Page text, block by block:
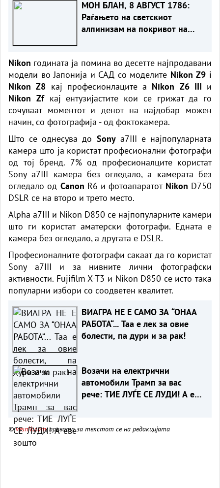
МОН БЛАН, 8 АВГУСТ 1786:
Раѓањето на светскиот
алпинизам на покривот на
Nikon годината ја помина во десетте најпродавани
модели во Јапонија и САД со моделите Nikon Z9 i
Nikon Z8 кај професионлаците a Nikon Z6 III и
Nikon Zf кај ентузијастите кои се грижат да го
сочуваат моментот и денот на најдобар можен
начин, со фотографија - од фоктокамера.
Што се однесува до Sonya7III е најпопуларната
камера што ја користат професионални фотографи
од тој бренд. 7% од професионалците користат
Sony a7III камера без огледало, а камерата без
огледало од Canon R6 и фотоапаратот Nikon D750
DSLR се на второ и трето место.
Alpha a7III и Nikon D850 се најпопуларните камери
што ги користат аматерски фотографи. Едната е
камера без огледало, а другата е DSLR.
Професионалните фотографи сакаат да го користат
Sony a7III и за нивните лични фотографски
активности. Fujifilm X-T3 и Nikon D850 се исто така
популарни избори со соодветен квалитет.
ВИАГРА НЕ Е САМО ЗА “ОНАА
РАБОТА“... Таа е лек за овие
болести, па дури и за рак!
Возачи на електрични
автомобили Трамп за вас
рече: ТИЕ ЛУЃЕ СЕ ЛУДИ! А еве
©vesnik.com, правата за текстот се на редакцијата